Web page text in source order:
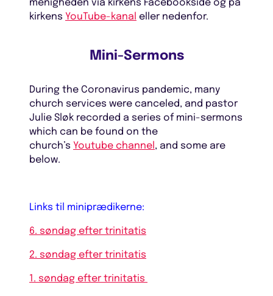
menigheden via kirkens Facebookside og på
kirkens YouTube-kanal eller nedenfor.
Mini-Sermons
During the Coronavirus pandemic, many
church services were canceled, and pastor
Julie Sløk recorded a series of mini-sermons
which can be found on the
church’s Youtube channel , and some are
below.
Links til miniprædikerne:
6. søndag efter trinitatis
2. søndag efter trinitatis
1. søndag efter trinitatis